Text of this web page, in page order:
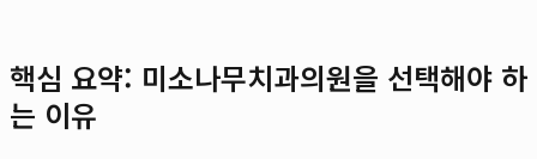
핵심 요약: 미소나무치과의원을 선택해야 하
는 이유